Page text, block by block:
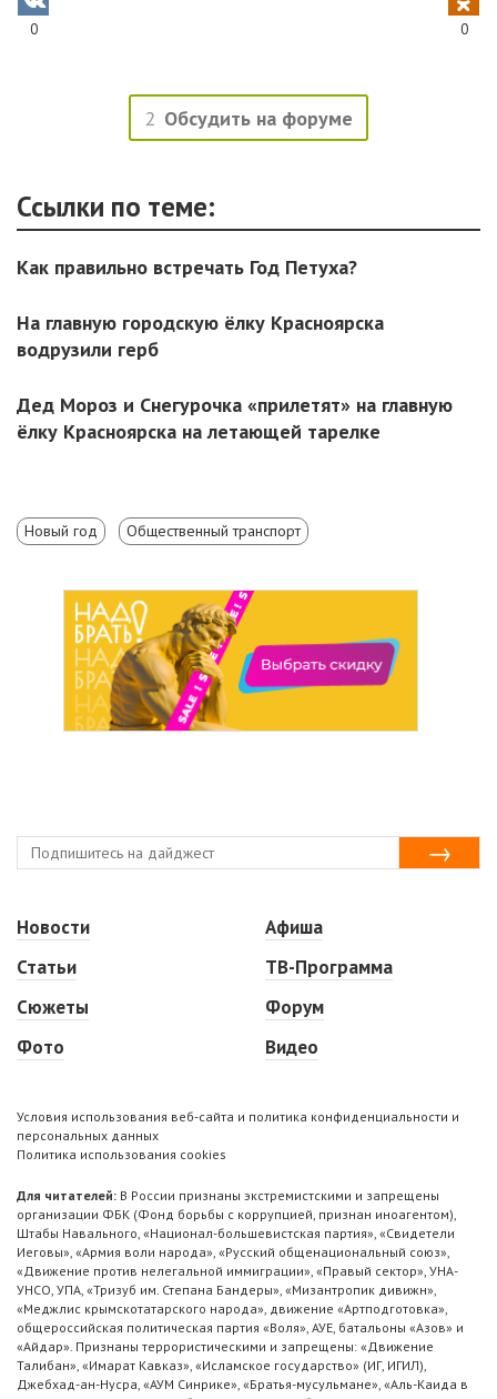
0 0
2 Обсудить на форуме
Ссылки по теме:
Как правильно встречать Год Петуха?
На главную городскую ёлку Красноярска
водрузили герб
Дед Мороз и Снегурочка «прилетят» на главную
ёлку Красноярска на летающей тарелке
Новый год Общественный транспорт
Новости
Статьи
Сюжеты
Фото
Афиша
ТВ-Программа
Форум
Видео
Условия использования веб-сайта и политика конфиденциальности и
персональных данных
Политика использования cookies
Для читателей: В России признаны экстремистскими и запрещены
организации ФБК (Фонд борьбы с коррупцией, признан иноагентом),
Штабы Навального, «Национал-большевистская партия», «Свидетели
Иеговы», «Армия воли народа», «Русский общенациональный союз»,
«Движение против нелегальной иммиграции», «Правый сектор», УНА-
УНСО, УПА, «Тризуб им. Степана Бандеры», «Мизантропик дивижн»,
«Меджлис крымскотатарского народа», движение «Артподготовка»,
общероссийская политическая партия «Воля», АУЕ, батальоны «Азов» и
«Айдар». Признаны террористическими и запрещены: «Движение
Талибан», «Имарат Кавказ», «Исламское государство» (ИГ, ИГИЛ),
Джебхад-ан-Нусра, «АУМ Синрике», «Братья-мусульмане», «Аль-Каида в